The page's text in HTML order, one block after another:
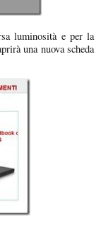
luminosità e per la
una nuova scheda